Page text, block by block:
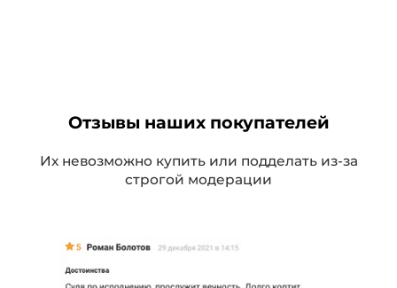
Отзывы наших покупателей
Их невозможно купить или подделать из-за
строгой модерации